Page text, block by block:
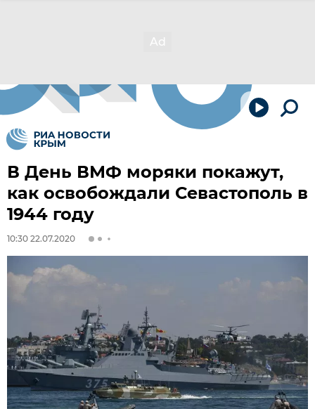
В День ВМФ моряки покажут,
как освобождали Севастополь в
1944 году
10:30 22.07.2020